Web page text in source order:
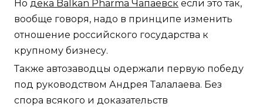
Но дека Balkan Pharma Чапаевск если это так,
вообще говоря, надо в принципе изменить
отношение российского государства к
крупному бизнесу.
Также автозаводцы одержали первую победу
под руководством Андрея Талалаева. Без
спора всякого и доказательств